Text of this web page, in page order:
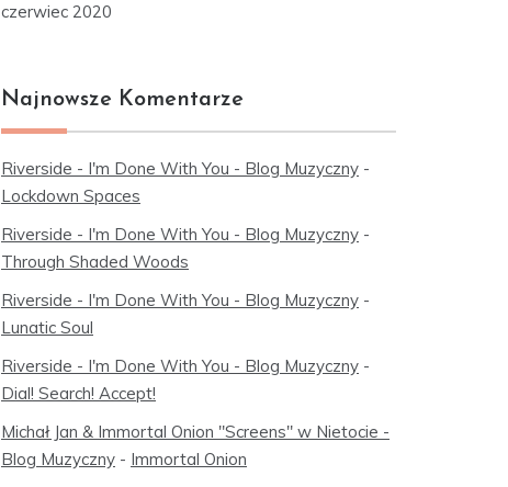
czerwiec 2020
Najnowsze Komentarze
Riverside - I'm Done With You - Blog Muzyczny -
Lockdown Spaces
Riverside - I'm Done With You - Blog Muzyczny -
Through Shaded Woods
Riverside - I'm Done With You - Blog Muzyczny -
Lunatic Soul
Riverside - I'm Done With You - Blog Muzyczny -
Dial! Search! Accept!
Michał Jan & Immortal Onion "Screens" w Nietocie -
Blog Muzyczny - Immortal Onion